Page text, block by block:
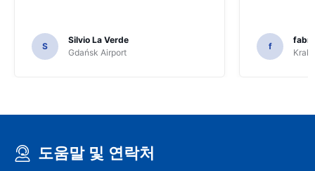
S
Silvio La Verde
Gdańsk Airport
f
도움말 및 연락처